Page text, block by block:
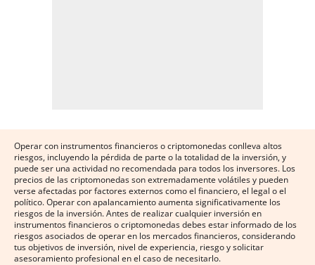
Operar con instrumentos financieros o criptomonedas conlleva altos
riesgos, incluyendo la pérdida de parte o la totalidad de la inversión, y
puede ser una actividad no recomendada para todos los inversores. Los
precios de las criptomonedas son extremadamente volátiles y pueden
verse afectadas por factores externos como el financiero, el legal o el
político. Operar con apalancamiento aumenta significativamente los
riesgos de la inversión. Antes de realizar cualquier inversión en
instrumentos financieros o criptomonedas debes estar informado de los
riesgos asociados de operar en los mercados financieros, considerando
tus objetivos de inversión, nivel de experiencia, riesgo y solicitar
asesoramiento profesional en el caso de necesitarlo.